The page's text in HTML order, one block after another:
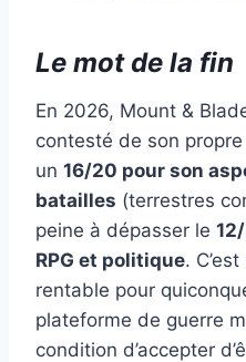
Le mot de la fin
En 2026, Mount &
contesté de son
un 16/20 pour son
batailles (terrestres
peine à dépasser le
RPG et politique.
rentable pour
plateforme de guerre
condition d’accepter